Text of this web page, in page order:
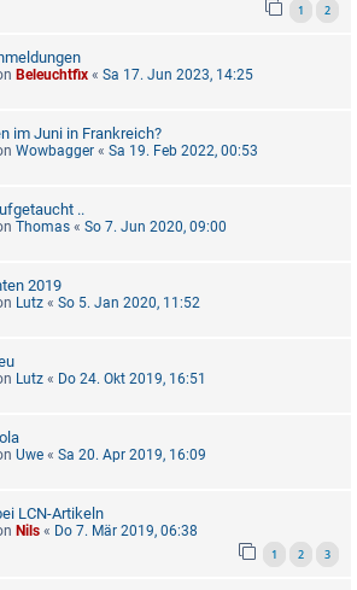
1 2
Beleuchtfix « Sa 17. Jun 2023, 14:25
im Juni in Frankreich?
Wowbagger « Sa 19. Feb 2022, 00:53
..
Thomas « So 7. Jun 2020, 09:00
2019
Lutz « So 5. Jan 2020, 11:52
Lutz « Do 24. Okt 2019, 16:51
Uwe « Sa 20. Apr 2019, 16:09
LCN-Artikeln
Nils « Do 7. Mär 2019, 06:38
1 2 3